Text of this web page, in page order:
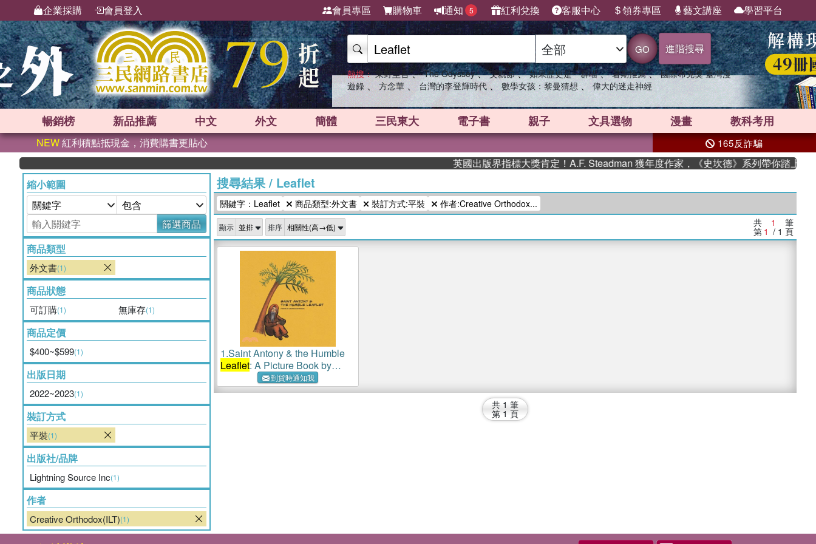
企業採購 會員登入 會員專區 購物車 通知 5 紅利兌換 客服中心 領券專區 藝文講座 學習平台
GO 進階搜尋
熱搜： 東野圭吾 、 The Odyssey 、 父親節 、 如果歷史是一群喵 、 暑期推薦 、 國際布克獎 臺灣漫
遊錄 、 方念華 、 台灣的李登輝時代 、 數學女孩：黎曼猜想 、 偉大的迷走神經
暢銷榜 新品推薦 中文 外文 簡體 三民東大 電子書 親子 文具選物 漫畫 教科考用
NEW紅利積點抵現金，消費購書更貼心 165反詐騙
英國出版界指標大獎肯定！A.F. Steadman 獲年度作家，《史坎德》系列帶你踏上熱血
縮小範圍
篩選商品
商品類型
外文書(1)
商品狀態
可訂購(1) 無庫存(1)
商品定價
$400~$599(1)
出版日期
2022~2023(1)
裝訂方式
平裝(1)
出版社/品牌
Lightning Source Inc(1)
作者
Creative Orthodox(ILT)(1)
搜尋結果/ Leaflet
關鍵字：Leaflet 商品類型:外文書 裝訂方式:平裝 作者:Creative Orthodox...
顯示 排序 共 1 筆
第 1 / 1 頁
1.Saint Antony & the Humble
Leaflet: A Picture Book by
Creative Orthodox
到貨時通知我
共 1 筆
第 1 頁